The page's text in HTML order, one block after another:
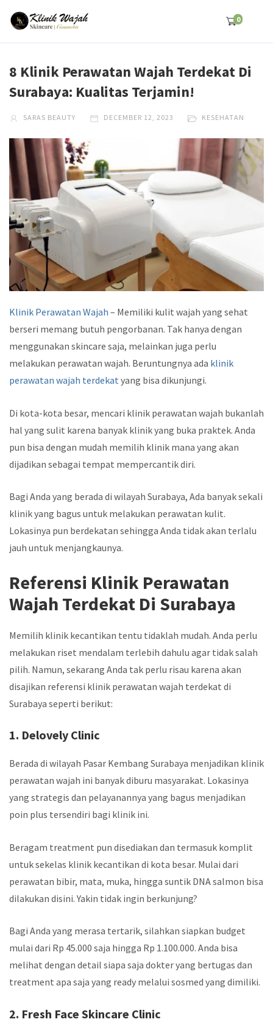
0
8 Klinik Perawatan Wajah Terdekat Di
Surabaya: Kualitas Terjamin!
SARAS BEAUTY DECEMBER 12, 2023 KESEHATAN
Klinik Perawatan Wajah – Memiliki kulit wajah yang sehat
berseri memang butuh pengorbanan. Tak hanya dengan
menggunakan skincare saja, melainkan juga perlu
melakukan perawatan wajah. Beruntungnya ada klinik
perawatan wajah terdekat yang bisa dikunjungi.
Di kota-kota besar, mencari klinik perawatan wajah bukanlah
hal yang sulit karena banyak klinik yang buka praktek. Anda
pun bisa dengan mudah memilih klinik mana yang akan
dijadikan sebagai tempat mempercantik diri.
Bagi Anda yang berada di wilayah Surabaya, Ada banyak sekali
klinik yang bagus untuk melakukan perawatan kulit.
Lokasinya pun berdekatan sehingga Anda tidak akan terlalu
jauh untuk menjangkaunya.
Referensi Klinik Perawatan
Wajah Terdekat Di Surabaya
Memilih klinik kecantikan tentu tidaklah mudah. Anda perlu
melakukan riset mendalam terlebih dahulu agar tidak salah
pilih. Namun, sekarang Anda tak perlu risau karena akan
disajikan referensi klinik perawatan wajah terdekat di
Surabaya seperti berikut:
1. Delovely Clinic
Berada di wilayah Pasar Kembang Surabaya menjadikan klinik
perawatan wajah ini banyak diburu masyarakat. Lokasinya
yang strategis dan pelayanannya yang bagus menjadikan
poin plus tersendiri bagi klinik ini.
Beragam treatment pun disediakan dan termasuk komplit
untuk sekelas klinik kecantikan di kota besar. Mulai dari
perawatan bibir, mata, muka, hingga suntik DNA salmon bisa
dilakukan disini. Yakin tidak ingin berkunjung?
Bagi Anda yang merasa tertarik, silahkan siapkan budget
mulai dari Rp 45.000 saja hingga Rp 1.100.000. Anda bisa
melihat dengan detail siapa saja dokter yang bertugas dan
treatment apa saja yang ready melalui sosmed yang dimiliki.
2. Fresh Face Skincare Clinic